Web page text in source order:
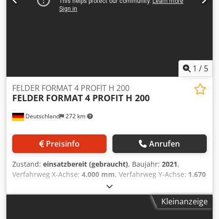
D D R Ss Ad Soa
1 / 5
Deutschland 272 km
FELDER FORMAT 4 PROFIT H 200
FELDER FORMAT 4 PROFIT H 200
Preisinfo Anrufen
Zustand: einsatzbereit (gebraucht), Baujahr: 2021,
Verfahrweg X-Achse: 4.000 mm, Verfahrweg Y-Achse: 1.670
500 mm
Dieses 4-Achsen-CNC-Bearbeitungszentrum wurde im Jahr
2020 hergestellt. Es verfügt über eine 12 kW-Frässpindel
Kleinanzeige